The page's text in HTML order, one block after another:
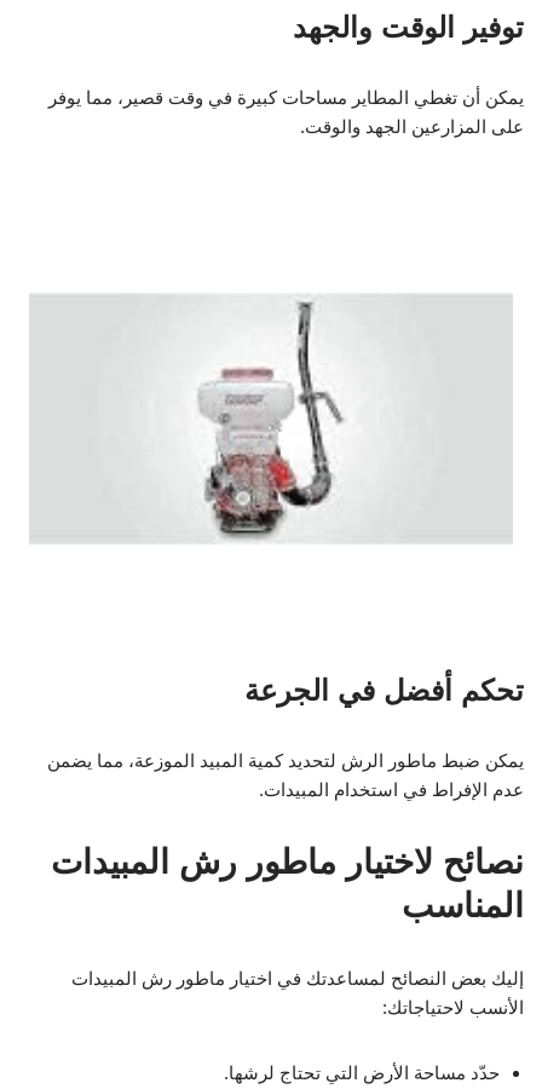
توفير الوقت والجهد
يمكن أن تغطي المطاير مساحات كبيرة في وقت قصير، مما يوفر
على المزارعين الجهد والوقت.
تحكم أفضل في الجرعة
يمكن ضبط ماطور الرش لتحديد كمية المبيد الموزعة، مما يضمن
عدم الإفراط في استخدام المبيدات.
نصائح لاختيار ماطور رش المبيدات
المناسب
إليك بعض النصائح لمساعدتك في اختيار ماطور رش المبيدات
الأنسب لاحتياجاتك:
حدّد مساحة الأرض التي تحتاج لرشها.